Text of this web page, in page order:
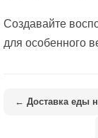
Создавайте
для особенного
← Доставка еды